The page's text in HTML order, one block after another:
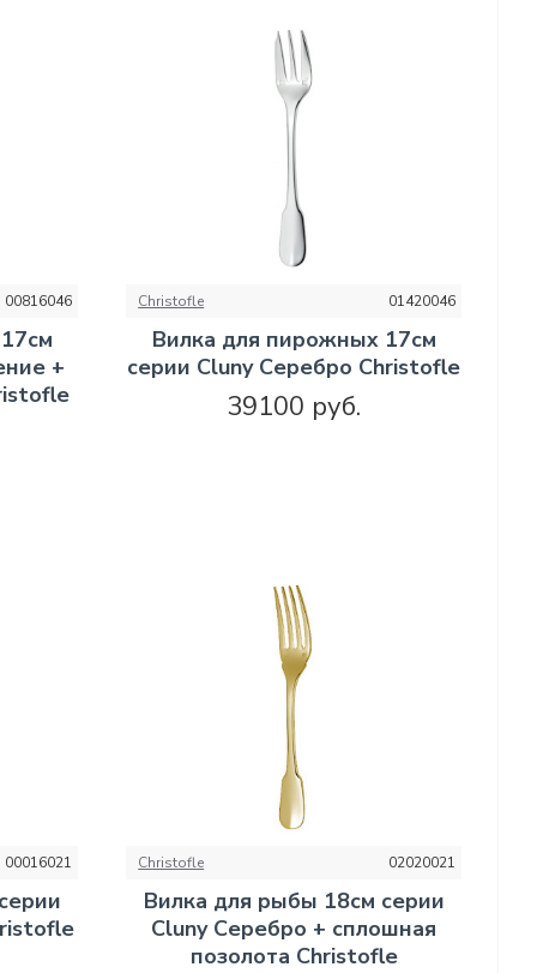
00816046
+
Christofle 01420046
Вилка для пирожных 17см
серии Cluny Серебро Christofle
39100 руб.
00016021 Christofle 02020021
Вилка для рыбы 18см серии
Cluny Серебро + сплошная
позолота Christofle